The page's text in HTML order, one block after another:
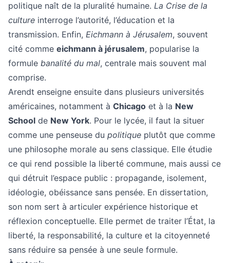
politique naît de la pluralité humaine. La Crise de la
culture interroge l’autorité, l’éducation et la
transmission. Enfin, Eichmann à Jérusalem, souvent
cité comme eichmann à jérusalem, popularise la
formule banalité du mal, centrale mais souvent mal
comprise.
Arendt enseigne ensuite dans plusieurs universités
américaines, notamment à Chicago et à la New
School de New York. Pour le lycée, il faut la situer
comme une penseuse du politique plutôt que comme
une philosophe morale au sens classique. Elle étudie
ce qui rend possible la liberté commune, mais aussi ce
qui détruit l’espace public : propagande, isolement,
idéologie, obéissance sans pensée. En dissertation,
son nom sert à articuler expérience historique et
réflexion conceptuelle. Elle permet de traiter l’État, la
liberté, la responsabilité, la culture et la citoyenneté
sans réduire sa pensée à une seule formule.